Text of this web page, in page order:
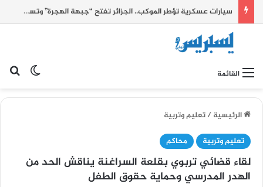
سيارات عسكرية تؤطر الموكب.. الجزائر تفتح “جبهة الهجرة” وتستثمر أحداث سبتة للضغط على الحدود الشرقية للمغرب
القائمة
الرئيسية/تعليم وتربية
تعليم وتربية
محاكم
لقاء قضائي تربوي بقلعة السراغنة يناقش الحد من
الهدر المدرسي وحماية حقوق الطفل